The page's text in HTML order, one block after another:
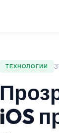
ТЕХНОЛОГИИ
iOS